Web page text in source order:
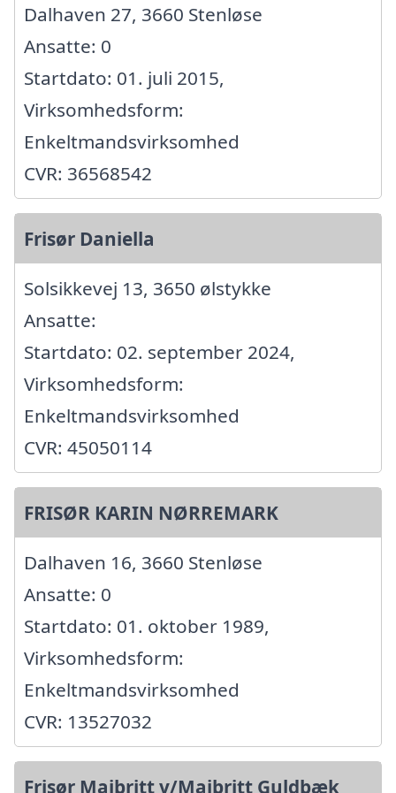
Dalhaven 27, 3660 Stenløse
Ansatte: 0
Startdato: 01. juli 2015,
Virksomhedsform:
Enkeltmandsvirksomhed
CVR: 36568542
Frisør Daniella
Solsikkevej 13, 3650 ølstykke
Ansatte:
Startdato: 02. september 2024,
Virksomhedsform:
Enkeltmandsvirksomhed
CVR: 45050114
FRISØR KARIN NØRREMARK
Dalhaven 16, 3660 Stenløse
Ansatte: 0
Startdato: 01. oktober 1989,
Virksomhedsform:
Enkeltmandsvirksomhed
CVR: 13527032
Frisør Maibritt v/Maibritt Guldbæk